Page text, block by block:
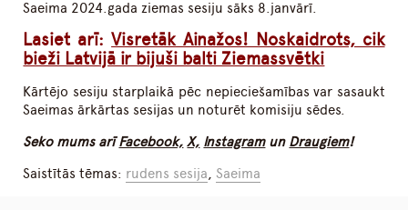
Saeima 2024.gada ziemas sesiju sāks 8.janvārī.
Lasiet arī:Visretāk Ainažos! Noskaidrots, cik
bieži Latvijā ir bijuši balti Ziemassvētki
Kārtējo sesiju starplaikā pēc nepieciešamības var sasaukt
Saeimas ārkārtas sesijas un noturēt komisiju sēdes.
Seko mums arīFacebook, X, Instagramun Draugiem!
Saistītās tēmas: rudens sesija,Saeima